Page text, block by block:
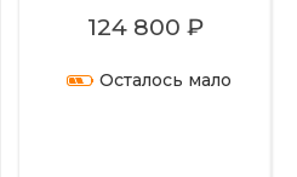
124 800 ₽
Осталось мало